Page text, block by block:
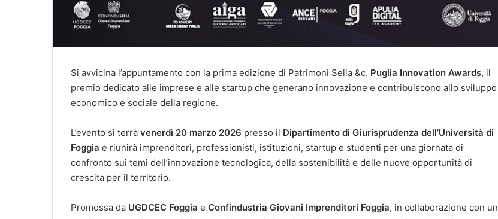
Si avvicina l’appuntamento con la prima edizione di Patrimoni Sella &c. Puglia Innovation Awards, il
premio dedicato alle imprese e alle startup che generano innovazione e contribuiscono allo sviluppo
economico e sociale della regione.
L’evento si terrà venerdì 20 marzo 2026 presso il Dipartimento di Giurisprudenza dell’Università di
Foggia e riunirà imprenditori, professionisti, istituzioni, startup e studenti per una giornata di
confronto sui temi dell’innovazione tecnologica, della sostenibilità e delle nuove opportunità di
crescita per il territorio.
Promossa da UGDCEC Foggia e Confindustria Giovani Imprenditori Foggia, in collaborazione con un